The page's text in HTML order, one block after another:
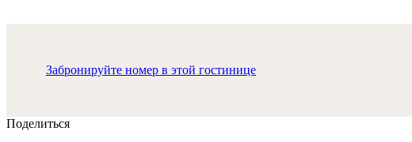
Забронируйте номер в этой гостинице
Поделиться